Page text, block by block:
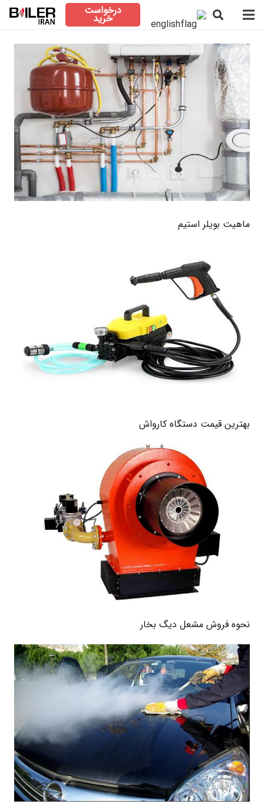
درخواست
خرید
ماهیت بویلر استیم
بهترین قیمت دستگاه کارواش
نحوه فروش مشعل دیگ بخار